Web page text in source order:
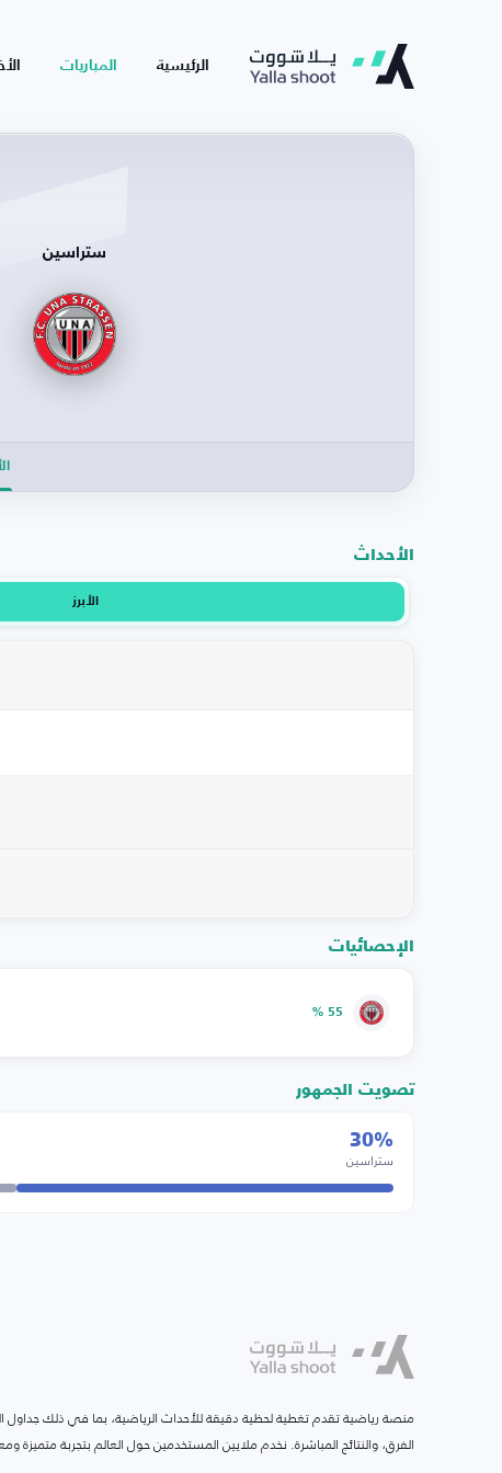
الرئيسية المباريات
ستراسين
الأحداث
الأبرز
الإحصائيات
55 %
تصويت الجمهور
30%
ستراسين
منصة رياضية تقدم تغطية لحظية دقيقة للأحداث الرياضية، بما في ذلك جداول
الفرق، والنتائج المباشرة. نخدم ملايين المستخدمين حول العالم بتجربة متميزة